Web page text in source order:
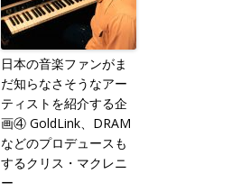
日本の音楽ファンがま
だ知らなさそうなアー
ティストを紹介する企
画④ GoldLink、DRAM
などのプロデュースも
するクリス・マクレニ
ー